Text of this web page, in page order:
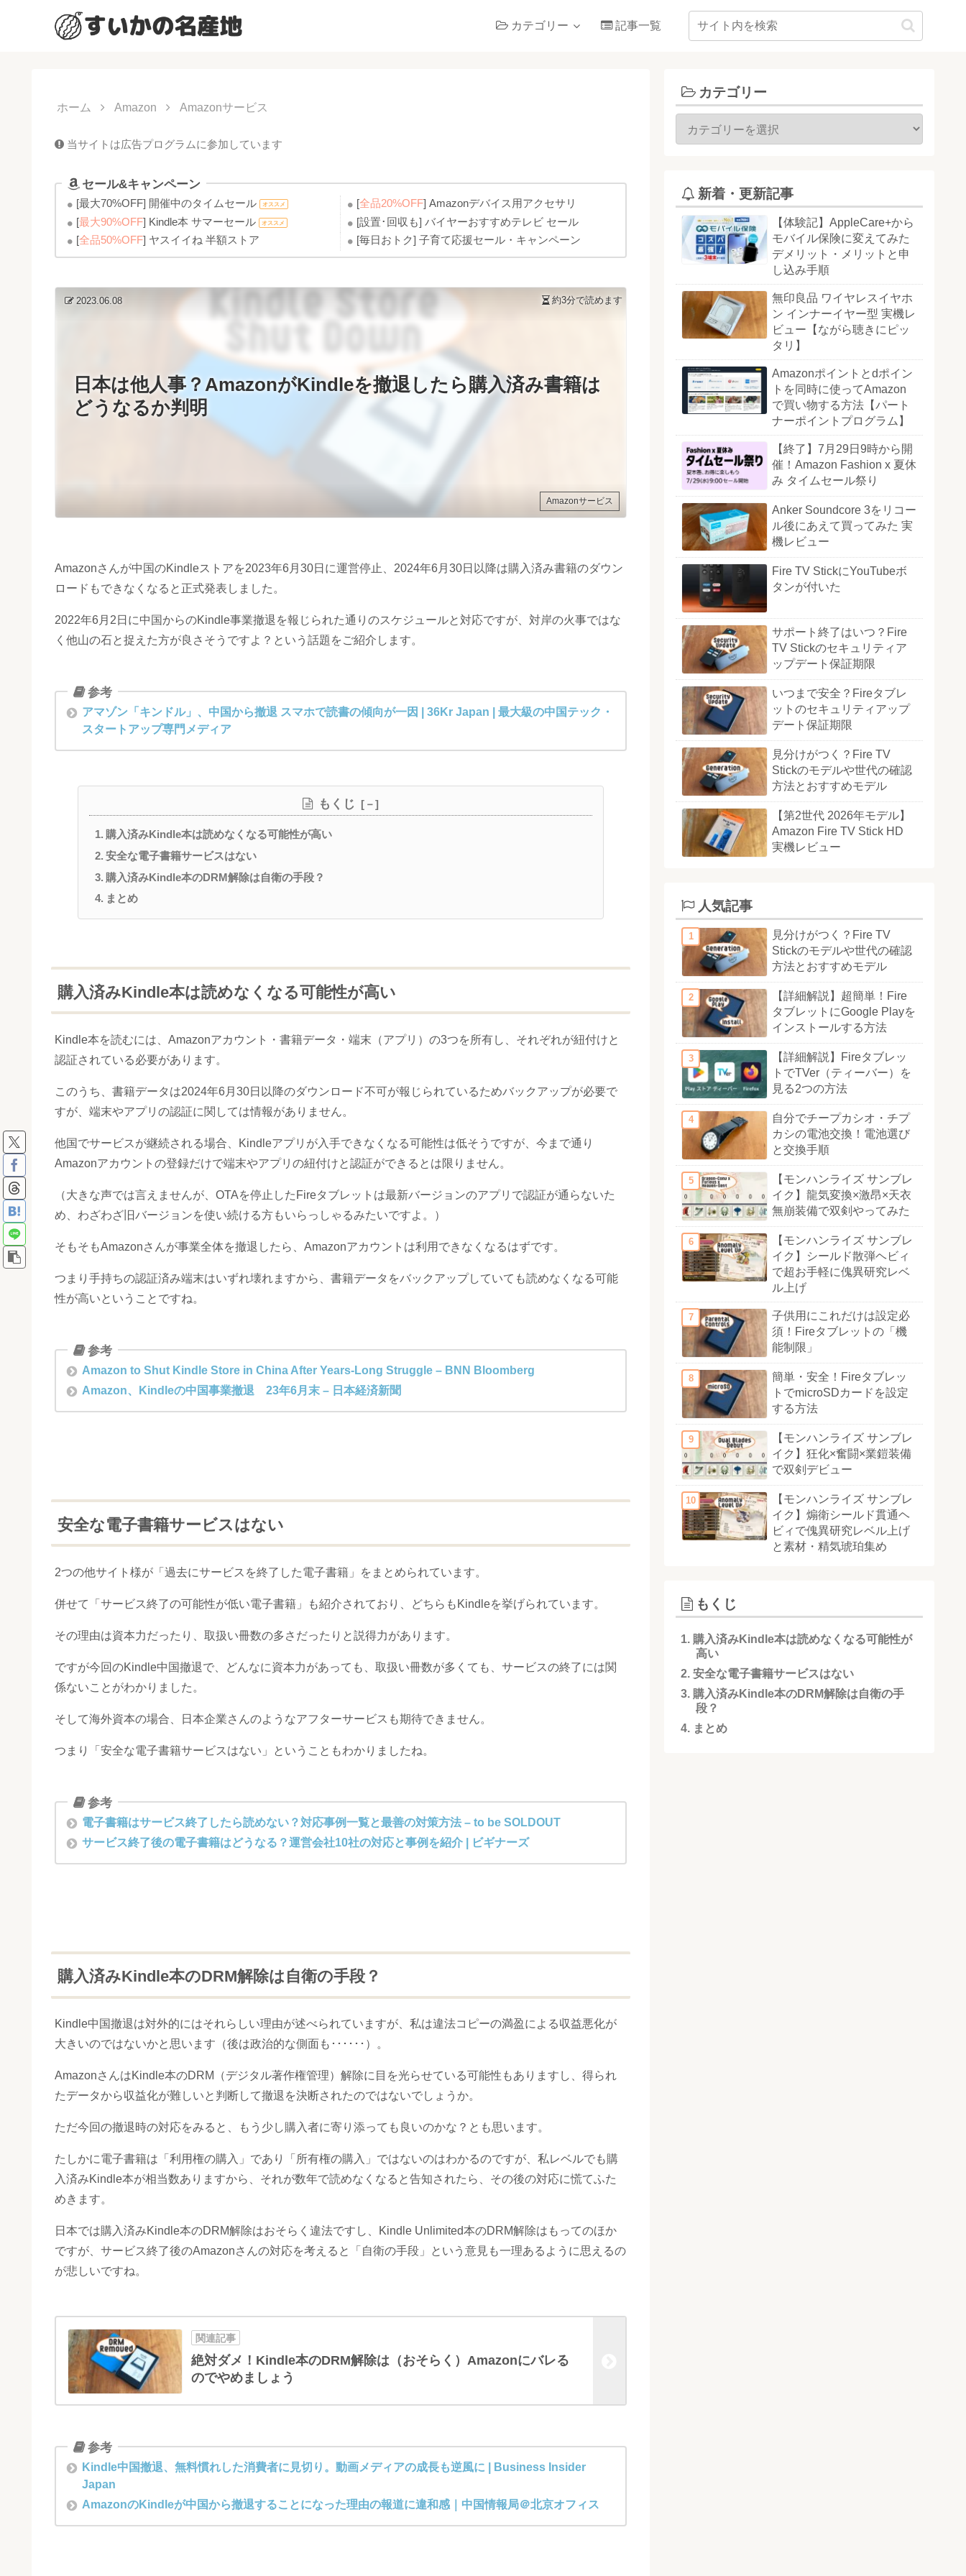
カテゴリー 記事一覧
ホーム Amazon Amazonサービス
当サイトは広告プログラムに参加しています
セール&キャンペーン
[最大70%OFF] 開催中のタイムセール オススメ
[最大90%OFF] Kindle本 サマーセール オススメ
[全品50%OFF] ヤスイイね 半額ストア
[全品20%OFF] Amazonデバイス用アクセサリ
[設置･回収も] バイヤーおすすめテレビ セール
[毎日おトク] 子育て応援セール・キャンペーン
日本は他人事？AmazonがKindleを撤退したら購入済み書籍は
どうなるか判明
Amazonサービス
2023.06.08 約3分で読めます
Amazonさんが中国のKindleストアを2023年6月30日に運営停止、2024年6月30日以降は購入済み書籍のダウン
ロードもできなくなると正式発表しました。
2022年6月2日に中国からのKindle事業撤退を報じられた通りのスケジュールと対応ですが、対岸の火事ではな
く他山の石と捉えた方が良さそうですよ？という話題をご紹介します。
アマゾン「キンドル」、中国から撤退 スマホで読書の傾向が一因 | 36Kr Japan | 最大級の中国テック・
スタートアップ専門メディア
もくじ
購入済みKindle本は読めなくなる可能性が高い
安全な電子書籍サービスはない
購入済みKindle本のDRM解除は自衛の手段？
まとめ
購入済みKindle本は読めなくなる可能性が高い
Kindle本を読むには、Amazonアカウント・書籍データ・端末（アプリ）の3つを所有し、それぞれが紐付けと
認証されている必要があります。
このうち、書籍データは2024年6月30日以降のダウンロード不可が報じられているためバックアップが必要で
すが、端末やアプリの認証に関しては情報がありません。
他国でサービスが継続される場合、Kindleアプリが入手できなくなる可能性は低そうですが、今まで通り
Amazonアカウントの登録だけで端末やアプリの紐付けと認証ができるとは限りません。
（大きな声では言えませんが、OTAを停止したFireタブレットは最新バージョンのアプリで認証が通らないた
め、わざわざ旧バージョンを使い続ける方もいらっしゃるみたいですよ。）
そもそもAmazonさんが事業全体を撤退したら、Amazonアカウントは利用できなくなるはずです。
つまり手持ちの認証済み端末はいずれ壊れますから、書籍データをバックアップしていても読めなくなる可能
性が高いということですね。
Amazon to Shut Kindle Store in China After Years-Long Struggle – BNN Bloomberg
Amazon、Kindleの中国事業撤退 23年6月末 – 日本経済新聞
安全な電子書籍サービスはない
2つの他サイト様が「過去にサービスを終了した電子書籍」をまとめられています。
併せて「サービス終了の可能性が低い電子書籍」も紹介されており、どちらもKindleを挙げられています。
その理由は資本力だったり、取扱い冊数の多さだったりと説得力があります。
ですが今回のKindle中国撤退で、どんなに資本力があっても、取扱い冊数が多くても、サービスの終了には関
係ないことがわかりました。
そして海外資本の場合、日本企業さんのようなアフターサービスも期待できません。
つまり「安全な電子書籍サービスはない」ということもわかりましたね。
電子書籍はサービス終了したら読めない？対応事例一覧と最善の対策方法 – to be SOLDOUT
サービス終了後の電子書籍はどうなる？運営会社10社の対応と事例を紹介 | ビギナーズ
購入済みKindle本のDRM解除は自衛の手段？
Kindle中国撤退は対外的にはそれらしい理由が述べられていますが、私は違法コピーの満盈による収益悪化が
大きいのではないかと思います（後は政治的な側面も･･････）。
AmazonさんはKindle本のDRM（デジタル著作権管理）解除に目を光らせている可能性もありますし、得られ
たデータから収益化が難しいと判断して撤退を決断されたのではないでしょうか。
ただ今回の撤退時の対応をみると、もう少し購入者に寄り添っても良いのかな？とも思います。
たしかに電子書籍は「利用権の購入」であり「所有権の購入」ではないのはわかるのですが、私レベルでも購
入済みKindle本が相当数ありますから、それが数年で読めなくなると告知されたら、その後の対応に慌てふた
めきます。
日本では購入済みKindle本のDRM解除はおそらく違法ですし、Kindle Unlimited本のDRM解除はもってのほか
ですが、サービス終了後のAmazonさんの対応を考えると「自衛の手段」という意見も一理あるように思えるの
が悲しいですね。
絶対ダメ！Kindle本のDRM解除は（おそらく）Amazonにバレる
のでやめましょう
Kindle中国撤退、無料慣れした消費者に見切り。動画メディアの成長も逆風に | Business Insider
Japan
AmazonのKindleが中国から撤退することになった理由の報道に違和感｜中国情報局＠北京オフィス
カテゴリー
新着・更新記事
【体験記】AppleCare+から
モバイル保険に変えてみた
デメリット・メリットと申
し込み手順
無印良品 ワイヤレスイヤホ
ン インナーイヤー型 実機レ
ビュー【ながら聴きにピッ
タリ】
Amazonポイントとdポイン
トを同時に使ってAmazon
で買い物する方法【パート
ナーポイントプログラム】
【終了】7月29日9時から開
催！Amazon Fashion x 夏休
み タイムセール祭り
Anker Soundcore 3をリコー
ル後にあえて買ってみた 実
機レビュー
Fire TV StickにYouTubeボ
タンが付いた
サポート終了はいつ？Fire
TV Stickのセキュリティア
ップデート保証期限
いつまで安全？Fireタブレ
ットのセキュリティアップ
デート保証期限
見分けがつく？Fire TV
Stickのモデルや世代の確認
方法とおすすめモデル
【第2世代 2026年モデル】
Amazon Fire TV Stick HD
実機レビュー
人気記事
見分けがつく？Fire TV
Stickのモデルや世代の確認
方法とおすすめモデル
【詳細解説】超簡単！Fire
タブレットにGoogle Playを
インストールする方法
【詳細解説】Fireタブレッ
トでTVer（ティーバー）を
見る2つの方法
自分でチープカシオ・チプ
カシの電池交換！電池選び
と交換手順
【モンハンライズ サンブレ
イク】龍気変換×激昂×天衣
無崩装備で双剣やってみた
【モンハンライズ サンブレ
イク】シールド散弾ヘビィ
で超お手軽に傀異研究レベ
ル上げ
子供用にこれだけは設定必
須！Fireタブレットの「機
能制限」
簡単・安全！Fireタブレッ
トでmicroSDカードを設定
する方法
【モンハンライズ サンブレ
イク】狂化×奮闘×業鎧装備
で双剣デビュー
【モンハンライズ サンブレ
イク】煽衛シールド貫通ヘ
ビィで傀異研究レベル上げ
と素材・精気琥珀集め
もくじ
購入済みKindle本は読めなくなる可能性が
高い
安全な電子書籍サービスはない
購入済みKindle本のDRM解除は自衛の手
段？
まとめ